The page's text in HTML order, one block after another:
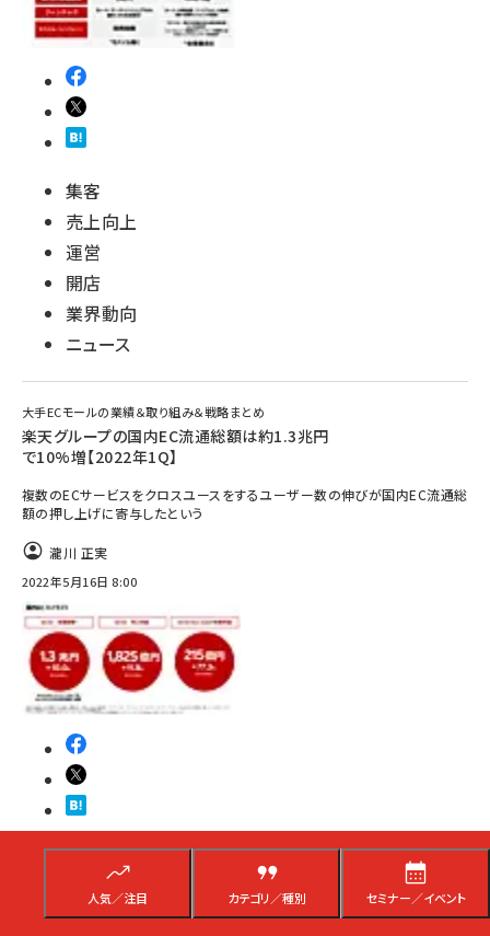
人気／注目 カテゴリ／種別 セミナー／イベント
集客
売上向上
運営
開店
業界動向
ニュース
大手ECモールの業績＆取り組み＆戦略まとめ
楽天グループの国内EC流通総額は約1.3兆円
で10%増【2022年1Q】
複数のECサービスをクロスユースをするユーザー数の伸びが国内EC流通総
額の押し上げに寄与したという
瀧川 正実
2022年5月16日 8:00
集客
売上向上
運営